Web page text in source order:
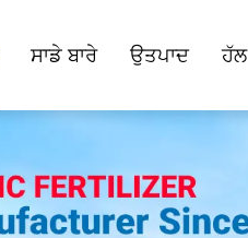
ਸਾਡੇ ਬਾਰੇ ਉਤਪਾਦ ਹੱਲ